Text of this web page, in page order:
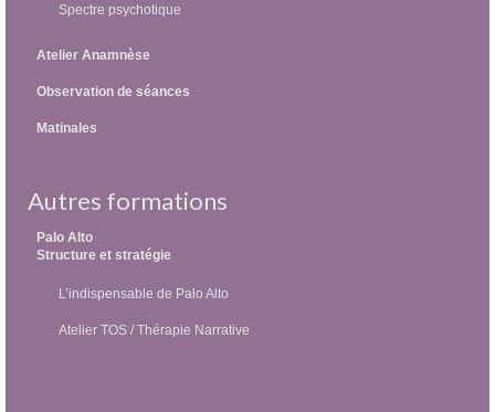
Spectre psychotique
Atelier Anamnèse
Observation de séances
Matinales
Autres formations
Palo Alto
Structure et stratégie
L’indispensable de Palo Alto
Atelier TOS / Thérapie Narrative